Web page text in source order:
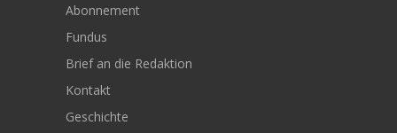
Abonnement
Fundus
Brief an die Redaktion
Kontakt
Geschichte